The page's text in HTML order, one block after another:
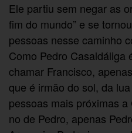
Ele partiu sem negar as
fim do mundo” e se
pessoas nesse caminho
Como Pedro Casaldáliga
chamar Francisco,
que é irmão do sol, da
pessoas mais próximas
no de Pedro, apenas